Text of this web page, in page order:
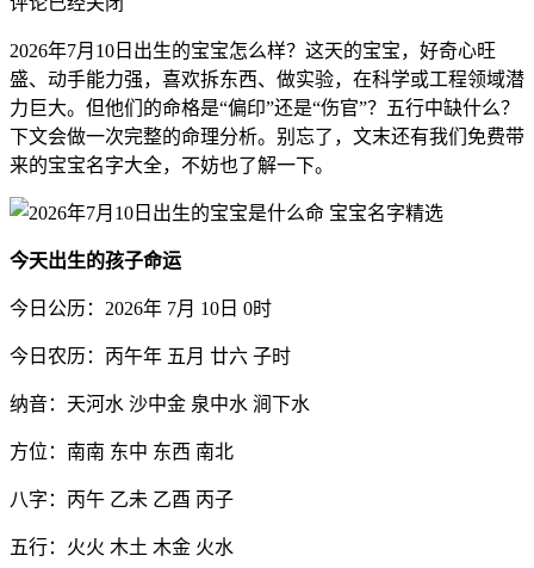
2026年7月10日出生的宝宝怎么样？这天的宝宝，好奇心旺
盛、动手能力强，喜欢拆东西、做实验，在科学或工程领域潜
力巨大。但他们的命格是“偏印”还是“伤官”？五行中缺什么？
下文会做一次完整的命理分析。别忘了，文末还有我们免费带
来的宝宝名字大全，不妨也了解一下。
今天出生的孩子命运
今日公历：2026年 7月 10日 0时
今日农历：丙午年 五月 廿六 子时
纳音：天河水 沙中金 泉中水 涧下水
方位：南南 东中 东西 南北
八字：丙午 乙未 乙酉 丙子
五行：火火 木土 木金 火水